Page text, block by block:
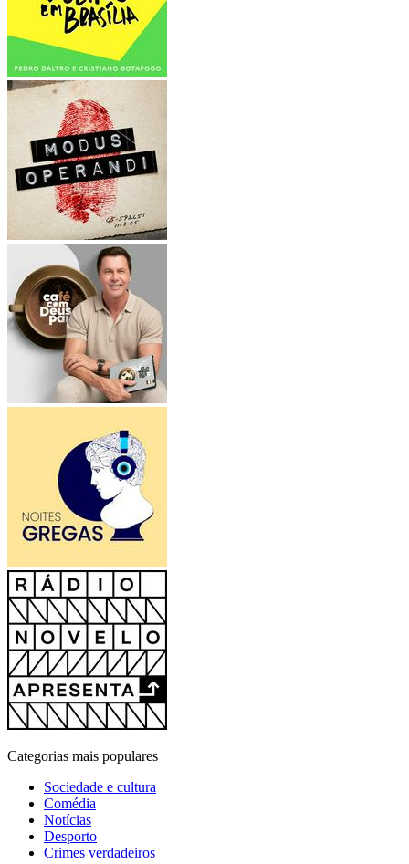
Categorias mais populares
Sociedade e cultura
Comédia
Notícias
Desporto
Crimes verdadeiros